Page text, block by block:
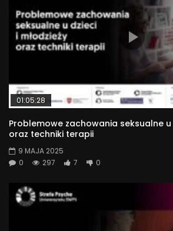
01:05:28
Problemowe zachowania seksualne u
oraz techniki terapii
9 MAJA 2025
0
297 7 0